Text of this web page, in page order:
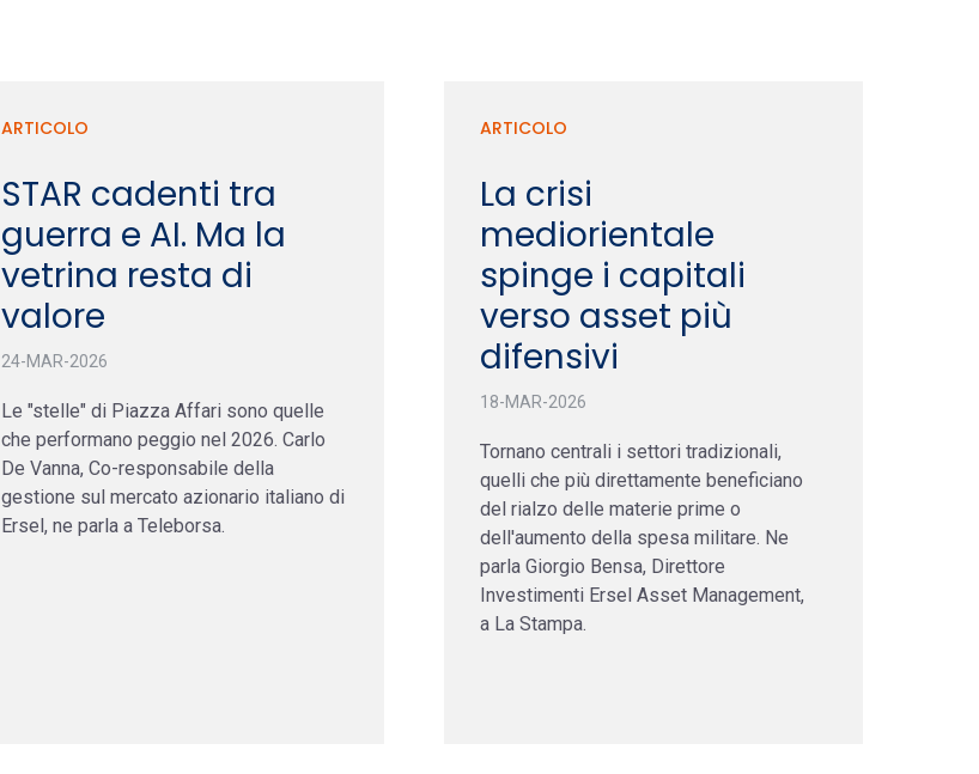
ARTICOLO
STAR cadenti tra
guerra e AI. Ma la
vetrina resta di
valore
24-MAR-2026
Le "stelle" di Piazza Affari sono quelle
che performano peggio nel 2026. Carlo
De Vanna, Co-responsabile della
gestione sul mercato azionario italiano di
Ersel, ne parla a Teleborsa.
ARTICOLO
La crisi
mediorientale
spinge i capitali
verso asset più
difensivi
18-MAR-2026
Tornano centrali i settori tradizionali,
quelli che più direttamente beneficiano
del rialzo delle materie prime o
dell'aumento della spesa militare. Ne
parla Giorgio Bensa, Direttore
Investimenti Ersel Asset Management,
a La Stampa.